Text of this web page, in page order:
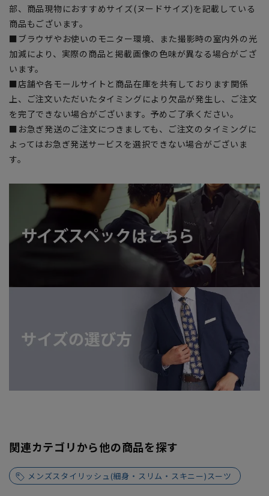
部、商品現物におすすめサイズ(ヌードサイズ)を記載している
商品もございます。
■ブラウザやお使いのモニター環境、また撮影時の室内外の光
加減により、実際の商品と掲載画像の色味が異なる場合がござ
います。
■店舗や各モールサイトと商品在庫を共有しております関係
上、ご注文いただいたタイミングにより欠品が発生し、ご注文
を完了できない場合がございます。予めご了承ください。
■お急ぎ発送のご注文につきましても、ご注文のタイミングに
よってはお急ぎ発送サービスを選択できない場合がございま
す。
関連カテゴリから他の商品を探す
メンズスタイリッシュ(細身・スリム・スキニー)スーツ